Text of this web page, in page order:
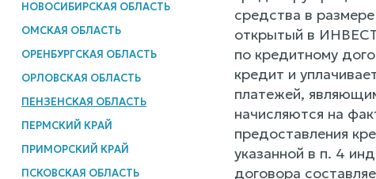
НОВОСИБИРСКАЯ ОБЛАСТЬ
ОМСКАЯ ОБЛАСТЬ
ОРЕНБУРГСКАЯ ОБЛАСТЬ
ОРЛОВСКАЯ ОБЛАСТЬ
ПЕНЗЕНСКАЯ ОБЛАСТЬ
ПЕРМСКИЙ КРАЙ
ПРИМОРСКИЙ КРАЙ
ПСКОВСКАЯ ОБЛАСТЬ
средства в
открытый в
по кредитному
кредит и
платежей,
начисляются на
предоставления
указанной в п. 4
договора